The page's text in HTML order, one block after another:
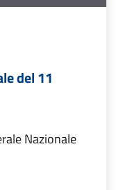
del 11
Nazionale